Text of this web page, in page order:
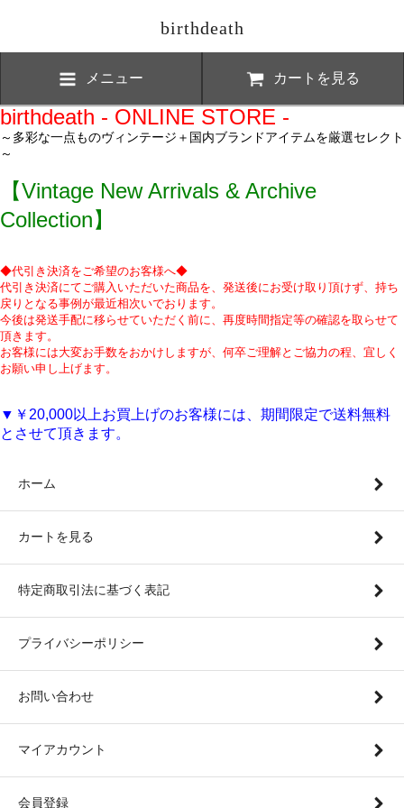
birthdeath
メニュー カートを見る
birthdeath - ONLINE STORE -
～多彩な一点ものヴィンテージ＋国内ブランドアイテムを厳選セレクト
～
【Vintage New Arrivals & Archive
Collection】
◆代引き決済をご希望のお客様へ◆
代引き決済にてご購入いただいた商品を、発送後にお受け取り頂けず、持ち
戻りとなる事例が最近相次いでおります。
今後は発送手配に移らせていただく前に、再度時間指定等の確認を取らせて
頂きます。
お客様には大変お手数をおかけしますが、何卒ご理解とご協力の程、宜しく
お願い申し上げます。
▼￥20,000以上お買上げのお客様には、期間限定で送料無料
とさせて頂きます。
ホーム
カートを見る
特定商取引法に基づく表記
プライバシーポリシー
お問い合わせ
マイアカウント
会員登録